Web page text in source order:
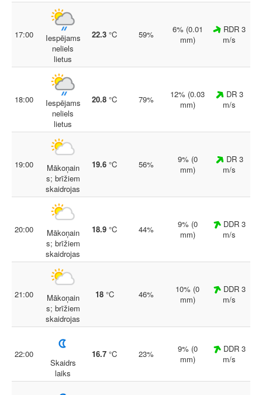
17:00
Iespējams
neliels
lietus
22.3 °C 59%
6% (0.01
mm)
RDR 3
m/s
18:00
Iespējams
neliels
lietus
20.8 °C 79%
12% (0.03
mm)
DR 3
m/s
19:00
Mākoņain
s; brīžiem
skaidrojas
19.6 °C 56%
9% (0
mm)
DR 3
m/s
20:00
Mākoņain
s; brīžiem
skaidrojas
18.9 °C 44%
9% (0
mm)
DDR 3
m/s
21:00
Mākoņain
s; brīžiem
skaidrojas
18°C 46%
10% (0
mm)
DDR 3
m/s
22:00
Skaidrs
laiks
16.7 °C 23%
9% (0
mm)
DDR 3
m/s